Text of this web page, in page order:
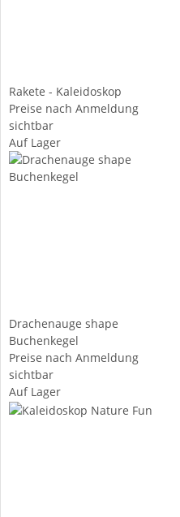
Rakete - Kaleidoskop
Preise nach Anmeldung
sichtbar
Auf Lager
Drachenauge shape
Buchenkegel
Preise nach Anmeldung
sichtbar
Auf Lager